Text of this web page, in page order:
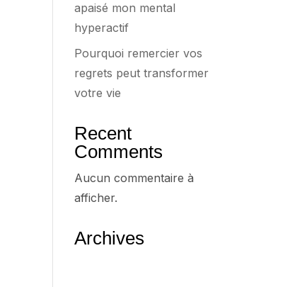
apaisé mon mental
hyperactif
Pourquoi remercier vos
regrets peut transformer
votre vie
Recent
Comments
Aucun commentaire à
afficher.
Archives